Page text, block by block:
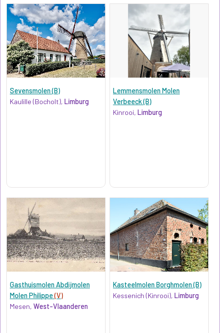
Sevensmolen (B)
Kaulille (Bocholt), Limburg
Lemmensmolen Molen
Verbeeck (B)
Kinrooi,Limburg
Gasthuismolen Abdijmolen
Molen Philippe(V)
Mesen, West-Vlaanderen
Kasteelmolen Borghmolen (B)
Kessenich (Kinrooi),Limburg